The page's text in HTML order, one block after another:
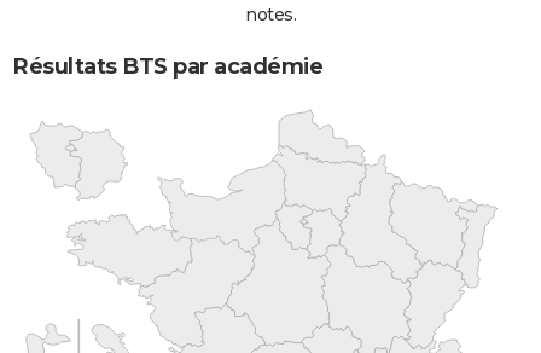
notes.
Résultats BTS par académie